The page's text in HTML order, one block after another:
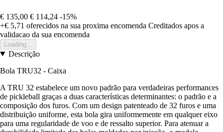
€ 135,00 € 114,24 -15%
+€ 5,71 oferecidos na sua proxima encomenda Creditados apos a
validacao da sua encomenda
Loading...
Descrição
Bola TRU32 - Caixa
A TRU 32 estabelece um novo padrão para verdadeiras performances
de pickleball graças a duas características determinantes: o padrão e a
composição dos furos. Com um design patenteado de 32 furos e uma
distribuição uniforme, esta bola gira uniformemente em qualquer eixo
para uma regularidade de voo e de ressalto superior. Para atenuar a